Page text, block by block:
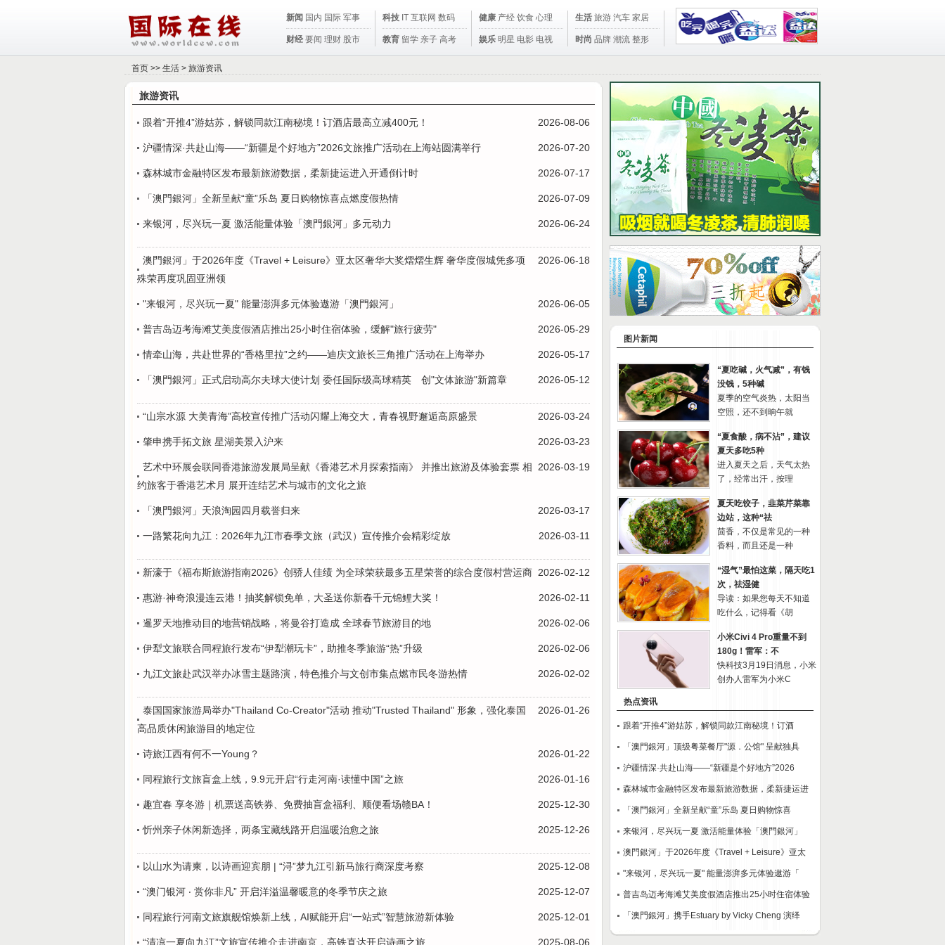
新闻 国内 国际 军事
财经 要闻 理财 股市
科技 IT 互联网 数码
教育 留学 亲子 高考
健康 产经 饮食 心理
娱乐 明星 电影 电视
生活 旅游 汽车 家居
时尚 品牌 潮流 整形
首页 >> 生活 > 旅游资讯
旅游资讯
2026-08-06
跟着“开推4”游姑苏，解锁同款江南秘境！订酒店最高立减400元！
2026-07-20
沪疆情深·共赴山海——“新疆是个好地方”2026文旅推广活动在上海站圆满举行
2026-07-17
森林城市金融特区发布最新旅游数据，柔新捷运进入开通倒计时
2026-07-09
「澳門銀河」全新呈献“童”乐岛 夏日购物惊喜点燃度假热情
2026-06-24
来银河，尽兴玩一夏 激活能量体验「澳門銀河」多元动力
2026-06-18
澳門銀河」于2026年度《Travel + Leisure》亚太区奢华大奖熠熠生辉 奢华度假城凭多项
殊荣再度巩固亚洲领
2026-06-05
"来银河，尽兴玩一夏" 能量澎湃多元体验遨游「澳門銀河」
2026-05-29
普吉岛迈考海滩艾美度假酒店推出25小时住宿体验，缓解"旅行疲劳"
2026-05-17
情牵山海，共赴世界的“香格里拉”之约——迪庆文旅长三角推广活动在上海举办
2026-05-12
「澳門銀河」正式启动高尔夫球大使计划 委任国际级高球精英 创"文体旅游"新篇章
2026-03-24
“山宗水源 大美青海”高校宣传推广活动闪耀上海交大，青春视野邂逅高原盛景
2026-03-23
肇申携手拓文旅 星湖美景入沪来
2026-03-19
艺术中环展会联同香港旅游发展局呈献《香港艺术月探索指南》 并推出旅游及体验套票 相
约旅客于香港艺术月 展开连结艺术与城市的文化之旅
2026-03-17
「澳門銀河」天浪淘园四月载誉归来
2026-03-11
一路繁花向九江：2026年九江市春季文旅（武汉）宣传推介会精彩绽放
2026-02-12
新濠于《福布斯旅游指南2026》创骄人佳绩 为全球荣获最多五星荣誉的综合度假村营运商
2026-02-11
惠游·神奇浪漫连云港！抽奖解锁免单，大圣送你新春千元锦鲤大奖！
2026-02-06
暹罗天地推动目的地营销战略，将曼谷打造成 全球春节旅游目的地
2026-02-06
伊犁文旅联合同程旅行发布“伊犁潮玩卡”，助推冬季旅游“热”升级
2026-02-02
九江文旅赴武汉举办冰雪主题路演，特色推介与文创市集点燃市民冬游热情
2026-01-26
泰国国家旅游局举办"Thailand Co-Creator"活动 推动"Trusted Thailand" 形象，强化泰国
高品质休闲旅游目的地定位
2026-01-22
诗旅江西有何不一Young？
2026-01-16
同程旅行文旅盲盒上线，9.9元开启“行走河南·读懂中国”之旅
2025-12-30
趣宜春 享冬游｜机票送高铁券、免费抽盲盒福利、顺便看场赣BA！
2025-12-26
忻州亲子休闲新选择，两条宝藏线路开启温暖治愈之旅
2025-12-08
以山水为请柬，以诗画迎宾朋 | “浔”梦九江引新马旅行商深度考察
2025-12-07
“澳门银河 ‧ 赏你非凡” 开启洋溢温馨暖意的冬季节庆之旅
2025-12-01
同程旅行河南文旅旗舰馆焕新上线，AI赋能开启“一站式”智慧旅游新体验
2025-08-06
“清凉一夏向九江”文旅宣传推介走进南京，高铁直达开启诗画之旅
图片新闻
“夏吃碱，火气减”，有钱
没钱，5种碱
夏季的空气炎热，太阳当
空照，还不到晌午就
“夏食酸，病不沾”，建议
夏天多吃5种
进入夏天之后，天气太热
了，经常出汗，按理
夏天吃饺子，韭菜芹菜靠
边站，这种“祛
茴香，不仅是常见的一种
香料，而且还是一种
“湿气”最怕这菜，隔天吃1
次，祛湿健
导读：如果您每天不知道
吃什么，记得看《胡
小米Civi 4 Pro重量不到
180g！雷军：不
快科技3月19日消息，小米
创办人雷军为小米C
热点资讯
跟着“开推4”游姑苏，解锁同款江南秘境！订酒
「澳門銀河」顶级粤菜餐厅"源．公馆" 呈献独具
沪疆情深·共赴山海——“新疆是个好地方”2026
森林城市金融特区发布最新旅游数据，柔新捷运进
「澳門銀河」全新呈献“童”乐岛 夏日购物惊喜
来银河，尽兴玩一夏 激活能量体验「澳門銀河」
澳門銀河」于2026年度《Travel + Leisure》亚太
"来银河，尽兴玩一夏" 能量澎湃多元体验遨游「
普吉岛迈考海滩艾美度假酒店推出25小时住宿体验
「澳門銀河」携手Estuary by Vicky Cheng 演绎